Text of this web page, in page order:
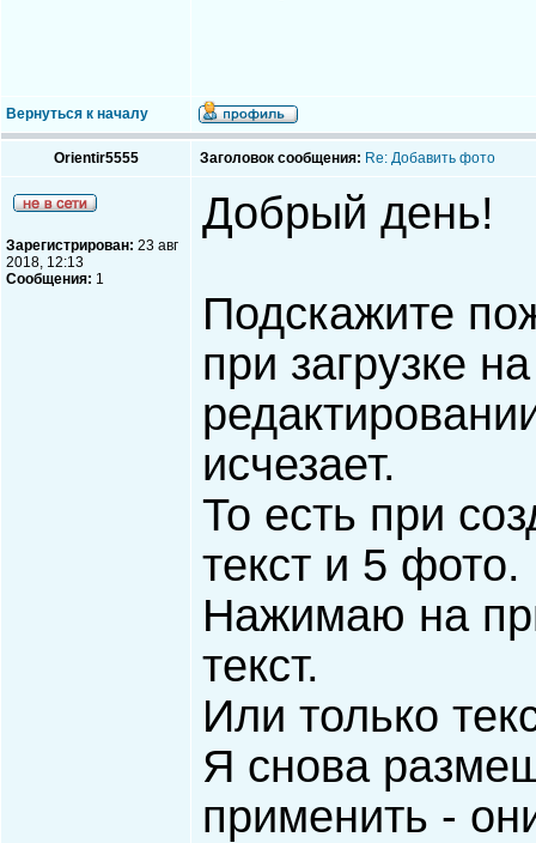
Вернуться к началу
Orientir5555 Заголовок сообщения: Re: Добавить фото
Зарегистрирован: 23 авг
2018, 12:13
Сообщения: 1
Добрый день!
Подскажите
при загрузке
исчезает.
То есть при
текст и 5 фото.
Нажимаю на
текст.
Или только
Я снова
применить -